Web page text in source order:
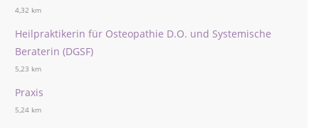
4,32 km
Heilpraktikerin für Osteopathie D.O. und Systemische
Beraterin (DGSF)
5,23 km
Praxis
5,24 km